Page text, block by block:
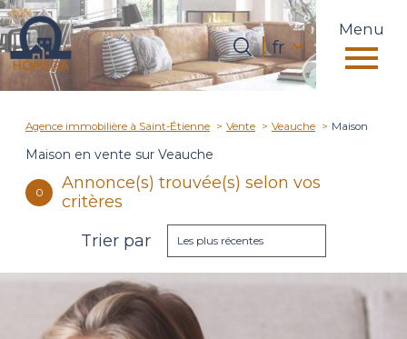
Menu
Langue
fr
Accueil 0 Langue
fr
Agence immobilière à Saint-Étienne Vente Veauche Maison
Maison en vente sur Veauche
0
Annonce(s) trouvée(s) selon vos
critères
Trier par
Les plus récentes